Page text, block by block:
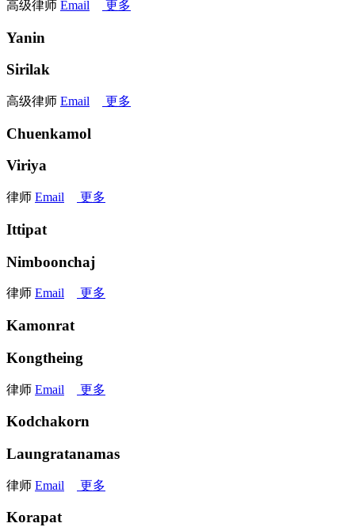
高级律师 Email 更多
Yanin
Sirilak
高级律师 Email 更多
Chuenkamol
Viriya
律师 Email 更多
Ittipat
Nimboonchaj
律师 Email 更多
Kamonrat
Kongtheing
律师 Email 更多
Kodchakorn
Laungratanamas
律师 Email 更多
Korapat